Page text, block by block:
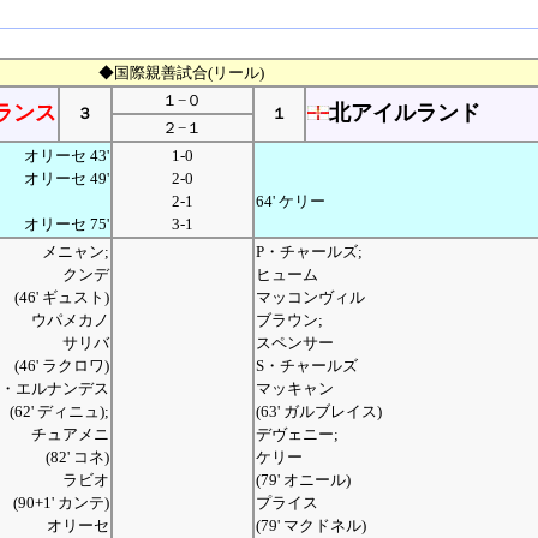
◆国際親善試合(リール)
ンス ３
１−０
１ 北アイルランド
２−１
オリーセ 43'
オリーセ 49'
オリーセ 75'
1-0
2-0
2-1
3-1
64' ケリー
メニャン;
クンデ
(46' ギュスト)
ウパメカノ
サリバ
(46' ラクロワ)
エルナンデス
(62' ディニュ);
チュアメニ
(82' コネ)
ラビオ
(90+1' カンテ)
オリーセ
P・チャールズ;
ヒューム
マッコンヴィル
ブラウン;
スペンサー
S・チャールズ
マッキャン
(63' ガルブレイス)
デヴェニー;
ケリー
(79' オニール)
プライス
(79' マクドネル)